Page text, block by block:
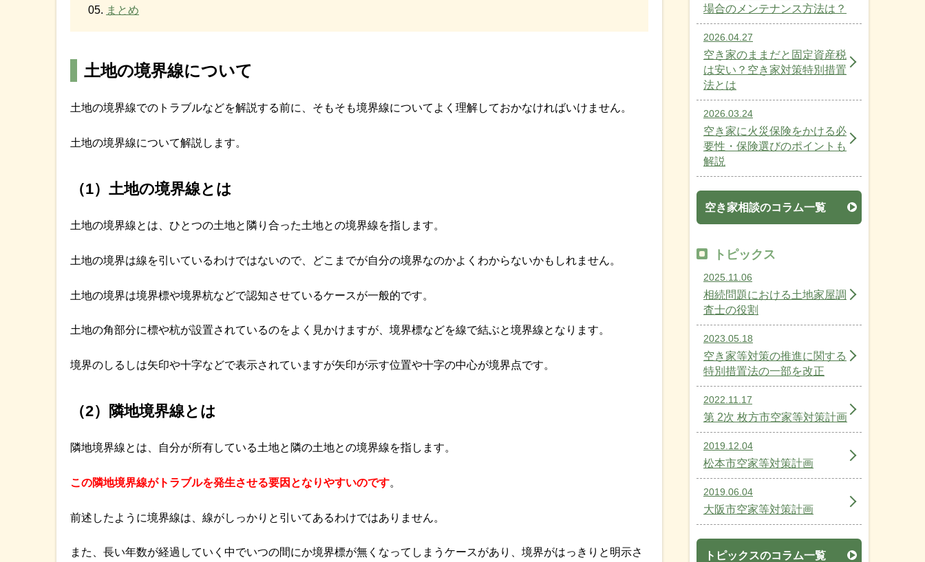
まとめ
土地の境界線について
土地の境界線でのトラブルなどを解説する前に、そもそも境界線についてよく理解しておかなければいけません。
土地の境界線について解説します。
（1）土地の境界線とは
土地の境界線とは、ひとつの土地と隣り合った土地との境界線を指します。
土地の境界は線を引いているわけではないので、どこまでが自分の境界なのかよくわからないかもしれません。
土地の境界は境界標や境界杭などで認知させているケースが一般的です。
土地の角部分に標や杭が設置されているのをよく見かけますが、境界標などを線で結ぶと境界線となります。
境界のしるしは矢印や十字などで表示されていますが矢印が示す位置や十字の中心が境界点です。
（2）隣地境界線とは
隣地境界線とは、自分が所有している土地と隣の土地との境界線を指します。
この隣地境界線がトラブルを発生させる要因となりやすいのです。
前述したように境界線は、線がしっかりと引いてあるわけではありません。
また、長い年数が経過していく中でいつの間にか境界標が無くなってしまうケースがあり、境界がはっきりと明示さ
場合のメンテナンス方法は？
2026.04.27
空き家のままだと固定資産税
は安い？空き家対策特別措置
法とは
2026.03.24
空き家に火災保険をかける必
要性・保険選びのポイントも
解説
空き家相談のコラム一覧
トピックス
2025.11.06
相続問題における土地家屋調
査士の役割
2023.05.18
空き家等対策の推進に関する
特別措置法の一部を改正
2022.11.17
第 2次 枚方市空家等対策計画
2019.12.04
松本市空家等対策計画
2019.06.04
大阪市空家等対策計画
トピックスのコラム一覧